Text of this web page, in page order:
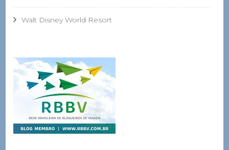
Walt Disney World Resort